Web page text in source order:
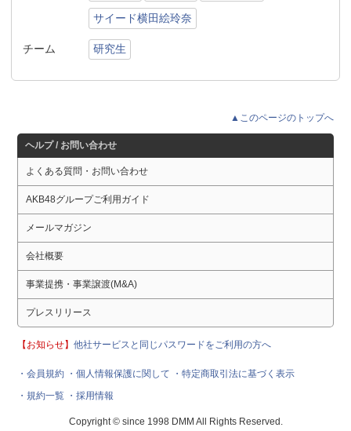
サイード横田絵玲奈
チーム 研究生
▲このページのトップへ
ヘルプ / お問い合わせ
よくある質問・お問い合わせ
AKB48グループご利用ガイド
メールマガジン
会社概要
事業提携・事業譲渡(M&A)
プレスリリース
【お知らせ】他社サービスと同じパスワードをご利用の方へ
・会員規約 ・個人情報保護に関して
・特定商取引法に基づく表示
・規約一覧 ・採用情報
Copyright © since 1998 DMM All Rights Reserved.